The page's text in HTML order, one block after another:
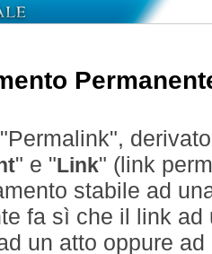
" e " Link" (link
stabile ad
fa sì che il link
un atto oppure